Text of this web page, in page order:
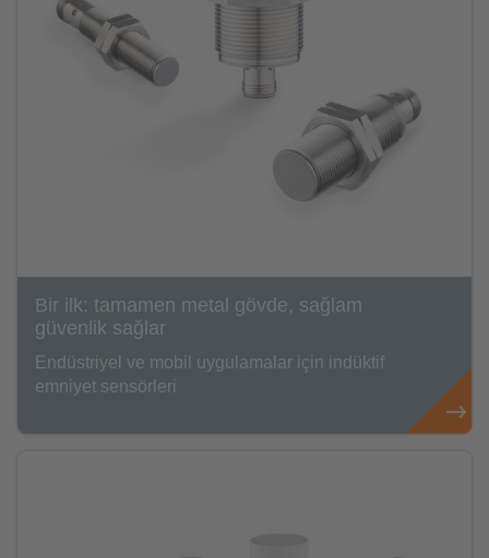
Bir ilk: tamamen metal gövde, sağlam
güvenlik sağlar
Endüstriyel ve mobil uygulamalar için indüktif
emniyet sensörleri